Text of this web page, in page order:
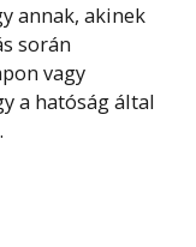
annak, akinek
során
vagy
a hatóság által